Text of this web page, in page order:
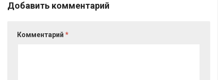
Добавить комментарий
Комментарий *